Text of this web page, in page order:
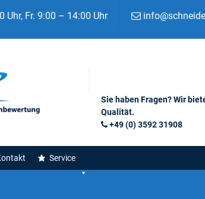
Uhr, Fr. 9:00 – 14:00 Uhr
Sie haben Fragen? Wir
Qualität.
+49 (0) 3592 31908
Service